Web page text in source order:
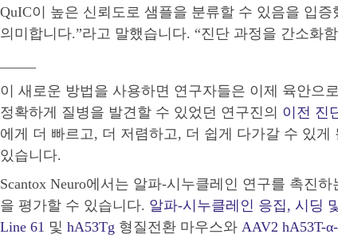
QuIC이 높은 신뢰도로 샘플을 분류할 수 있음을 입
의미합니다.”라고 말했습니다. “진단 과정을 간소화
이 새로운 방법을 사용하면 연구자들은 이제 육안으
정확하게 질병을 발견할 수 있었던 연구진의 이전 진
에게 더 빠르고, 더 저렴하고, 더 쉽게 다가갈 수 있
있습니다.
Scantox Neuro에서는 알파-시누클레인 연구를 촉진
을 평가할 수 있습니다. 알파-시누클레인 응집, 시딩
Line 61 및 hA53Tg 형질전환 마우스와 AAV2 hA53T-